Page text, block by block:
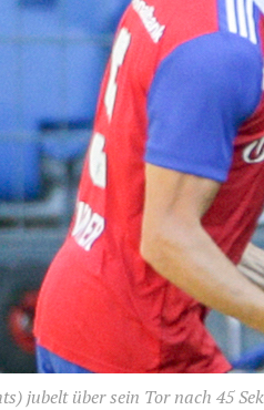
jubelt über sein Tor nach 45